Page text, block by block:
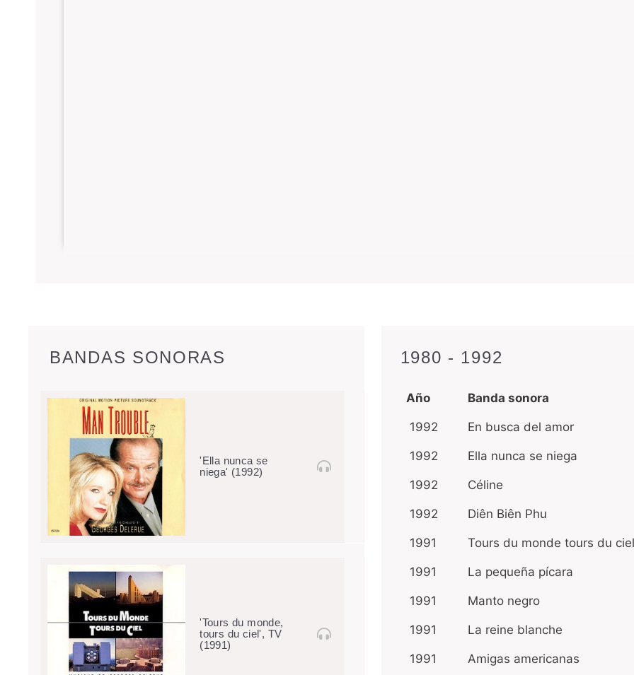
BANDAS SONORAS
'Ella nunca se
niega' (1992)
'Tours du monde,
tours du ciel', TV
(1991)
1980 - 1992
Año Banda sonora
1992 En busca del amor
1992 Ella nunca se niega
1992 Céline
1992 Diên Biên Phu
1991 Tours du monde tours du
1991 La pequeña pícara
1991 Manto negro
1991 La reine blanche
1991 Amigas americanas